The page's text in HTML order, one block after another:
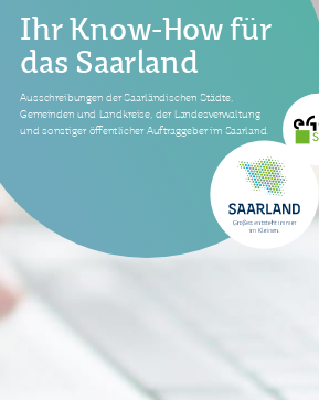
Ihr Know-How für
das Saarland
Ausschreibungen der Saarländischen Städte,
Gemeinden und Landkreise, der Landesverwaltung
und sonstiger öffentlicher Auftraggeber im Saarland.